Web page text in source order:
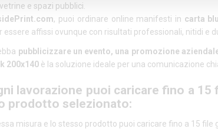
e spazi pubblici.
, puoi ordinare online manifesti in carta
essere affissi ovunque con risultati professionali, nitidi e
pubblicizzare un evento, una promozione
200x140è la soluzione ideale per una comunicazione
lavorazione puoi caricare fino a
prodotto selezionato:
misura e lo stesso prodotto puoi caricare fino a 15